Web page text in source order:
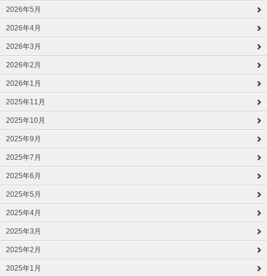
2026年5月
2026年4月
2026年3月
2026年2月
2026年1月
2025年11月
2025年10月
2025年9月
2025年7月
2025年6月
2025年5月
2025年4月
2025年3月
2025年2月
2025年1月